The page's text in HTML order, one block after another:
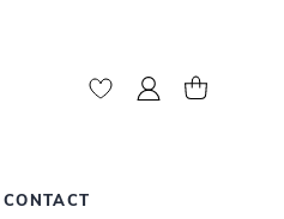
Mijn account
CONTACT